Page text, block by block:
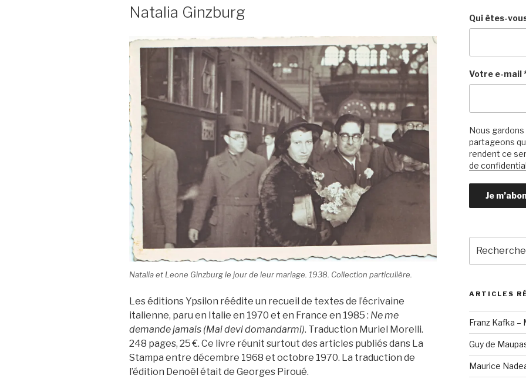
Natalia Ginzburg
Natalia et Leone Ginzburg le jour de leur mariage. 1938. Collection particulière.
Les éditions Ypsilon réédite un recueil de textes de l’écrivaine
italienne, paru en Italie en 1970 et en France en 1985 : Ne me
demande jamais (Mai devi domandarmi). Traduction Muriel Morelli.
248 pages, 25 €. Ce livre réunit surtout des articles publiés dans La
Stampa entre décembre 1968 et octobre 1970. La traduction de
l’édition Denoël était de Georges Piroué.
Qui êtes-
Votre e-mail
Nous
partageons
rendent ce
de
pour
:
ARTICLES
Franz Kafka –
Guy de
Maurice